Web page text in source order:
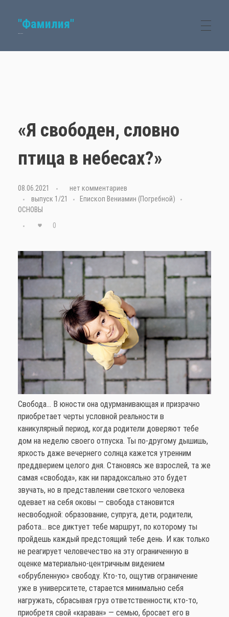
"Фамилия"
«Я свободен, словно
птица в небесах?»
08.06.2021
нет комментариев
выпуск 1/21
Епископ Вениамин (Погребной)
ОСНОВЫ
0
Свобода… В юности она одурманивающая и призрачно
приобретает черты условной реальности в
каникулярный период, когда родители доверяют тебе
дом на неделю своего отпуска. Ты по-другому дышишь,
яркость даже вечернего солнца кажется утренним
преддверием целого дня. Становясь же взрослей, та же
самая «свобода», как ни парадоксально это будет
звучать, но в представлении светского человека
одевает на себя оковы — свобода становится
несвободной: образование, супруга, дети, родители,
работа… все диктует тебе маршрут, по которому ты
пройдешь каждый предстоящий тебе день. И как только
не реагирует человечество на эту ограниченную в
оценке материально-центричным видением
«обрубленную» свободу. Кто-то, ощутив ограничение
уже в университете, старается минимально себя
нагружать, сбрасывая груз ответственности; кто-то,
приобретя свой «караван» — семью, бросает его в